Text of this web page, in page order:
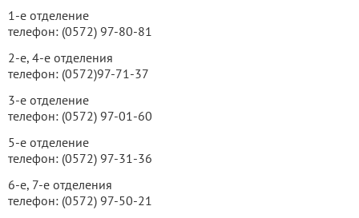
1-е отделение
телефон: (0572) 97-80-81
2-е, 4-е отделения
телефон: (0572)97-71-37
3-е отделение
телефон: (0572) 97-01-60
5-е отделение
телефон: (0572) 97-31-36
6-е, 7-е отделения
телефон: (0572) 97-50-21